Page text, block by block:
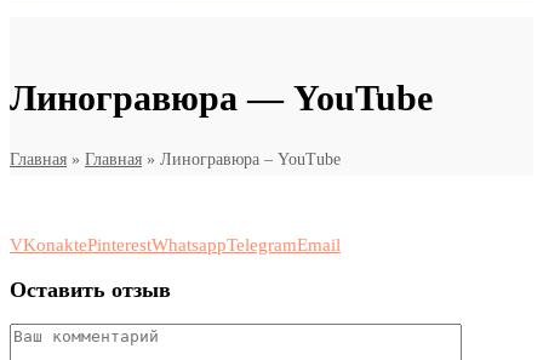
Линогравюра — YouTube
Главная » Главная » Линогравюра – YouTube
VKonaktePinterestWhatsappTelegramEmail
Оставить отзыв